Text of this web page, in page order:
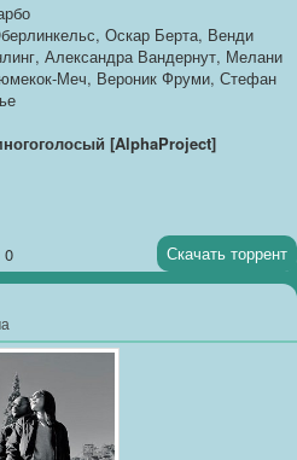
Оскар Берта, Венди
Александра Вандернут, Мелани
Меч, Вероник Фруми, Стефан
[AlphaProject]
0 Скачать торрент